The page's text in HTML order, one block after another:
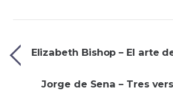
Elizabeth Bishop – El arte
Jorge de Sena – Tres